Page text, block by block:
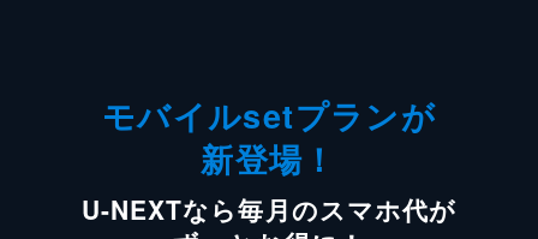
モバイルsetプランが
新登場！
U-NEXTなら毎月のスマホ代が